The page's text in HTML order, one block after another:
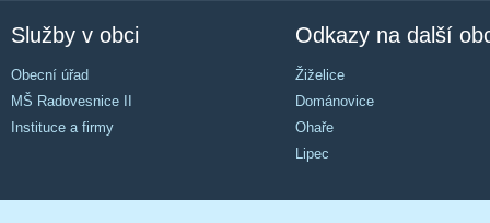
Služby v obci
Obecní úřad
MŠ Radovesnice II
Instituce a firmy
Odkazy na další
Žiželice
Dománovice
Ohaře
Lipec